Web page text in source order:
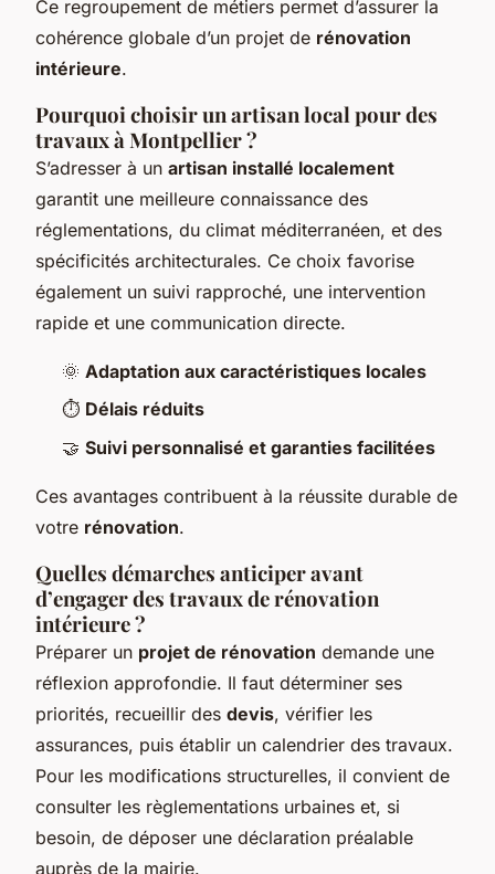
Ce regroupement de métiers permet d’assurer la
cohérence globale d’un projet de rénovation
intérieure.
Pourquoi choisir un artisan local pour des
travaux à Montpellier ?
S’adresser à un artisan installé localement
garantit une meilleure connaissance des
réglementations, du climat méditerranéen, et des
spécificités architecturales. Ce choix favorise
également un suivi rapproché, une intervention
rapide et une communication directe.
🌞 Adaptation aux caractéristiques locales
⏱️ Délais réduits
🤝 Suivi personnalisé et garanties facilitées
Ces avantages contribuent à la réussite durable de
votre rénovation.
Quelles démarches anticiper avant
d’engager des travaux de rénovation
intérieure ?
Préparer un projet de rénovation demande une
réflexion approfondie. Il faut déterminer ses
priorités, recueillir des devis, vérifier les
assurances, puis établir un calendrier des travaux.
Pour les modifications structurelles, il convient de
consulter les règlementations urbaines et, si
besoin, de déposer une déclaration préalable
auprès de la mairie.